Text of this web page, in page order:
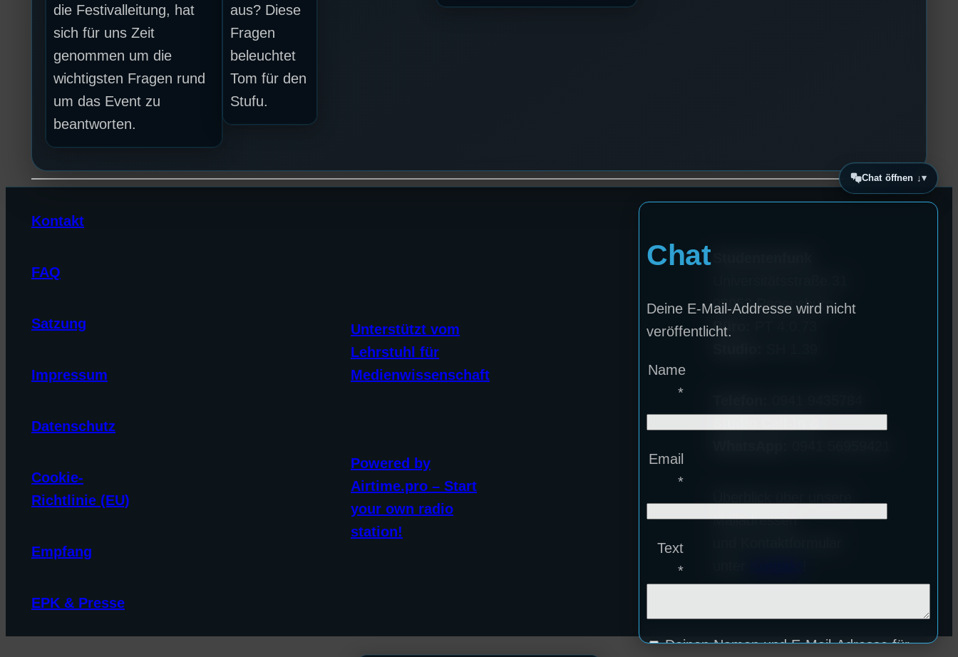
die Festivalleitung, hat
sich für uns Zeit
genommen um die
wichtigsten Fragen rund
um das Event zu
beantworten.
aus? Diese
Fragen
beleuchtet
Tom für den
Stufu.
Kontakt
FAQ
Satzung
Impressum
Datenschutz
Cookie-
Richtlinie (EU)
Empfang
EPK & Presse
Unterstützt vom
Lehrstuhl für
Medienwissenschaft
Powered by
Airtime.pro – Start
your own radio
station!
93053 Regensburg
Büro:
Mailadressen
Chat öffnen ↓
Chat
Deine E-Mail-Addresse wird nicht
veröffentlicht.
Name
*
Email
*
Text
*
Deinen Namen und E-Mail-Adresse für